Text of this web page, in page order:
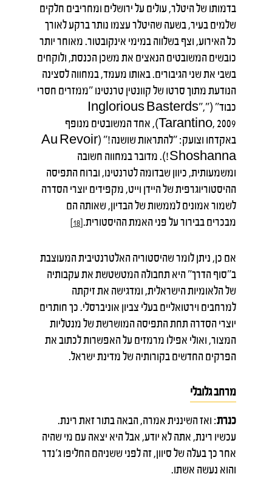
בדמותו של היטלר, עולים על ירושלים ומחריבים חלקים
שלמים בעיר, בשעה שהיטלר עצמו נותר ברקע לאורך
כל האירוע, וצף בשלווה במימי אינקובטור. מאוחר יותר
כובשים המשובטים הנאצים את משכן הכנסת, ולוקחים
בשבי את שני הגיבורים. באותו מעמד, במחווה לסצינה
הנודעת מתוך סרטו של קוונטין טרנטינו "ממזרים חסרי
כבוד" ("Inglorious Basterds",
Tarantino, 2009), אחד המשובטים מנופף
באקדחו וצועק: "להתראות שושנה!" (Au Revoir
Shoshanna!). מדובר במחווה חשובה
ומשמעותית, כיוון שבדומה לטרנטינו, וברוח התפיסה
ההיסטוריוגרפית של היידן וייט, מקפידים יוצרי הסדרה
לשמור אמונים לממשות של הבדיון, שאותה הם
מבכרים בבירור על פני האמת ההיסטורית.[18]
אם כן, ניתן לומר שהיסטוריה האלטרנטיבית המעוצבת
ב"סוף הדרך" היא תחבולה המטשטשת את עקבותיה
של הלאומיות הישראלית, ומדגישה את זיקתה
למרחבים וירטואליים בעלי צביון אוניברסלי. כך חותרים
יוצרי הסדרה תחת התפיסה המושרשת של מנטליות
המצור, ואולי אפילו מרמזים על האפשרות לכתוב את
הפרקים החדשים בקורותיה של מדינת ישראל.
מרחב גלובלי
כנרת: ואז השיננית אמרה, הבאה בתור זאת רינת.
עכשיו רינת, אתה לא יודע, אבל היא יצאה עם מי שהיה
אחר כך בעלה של סיוון, זה לפני ששניהם החליפו ג'נדר
והוא נעשה אשתו.